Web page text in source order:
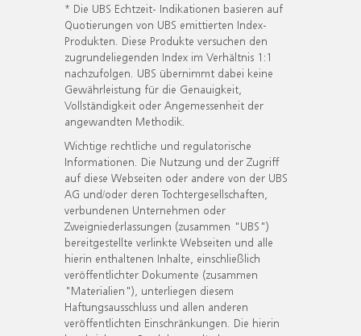
* Die UBS Echtzeit- Indikationen basieren auf
Quotierungen von UBS emittierten Index-
Produkten. Diese Produkte versuchen den
zugrundeliegenden Index im Verhältnis 1:1
nachzufolgen. UBS übernimmt dabei keine
Gewährleistung für die Genauigkeit,
Vollständigkeit oder Angemessenheit der
angewandten Methodik.
Wichtige rechtliche und regulatorische
Informationen. Die Nutzung und der Zugriff
auf diese Webseiten oder andere von der UBS
AG und/oder deren Tochtergesellschaften,
verbundenen Unternehmen oder
Zweigniederlassungen (zusammen "UBS")
bereitgestellte verlinkte Webseiten und alle
hierin enthaltenen Inhalte, einschließlich
veröffentlichter Dokumente (zusammen
"Materialien"), unterliegen diesem
Haftungsausschluss und allen anderen
veröffentlichten Einschränkungen. Die hierin